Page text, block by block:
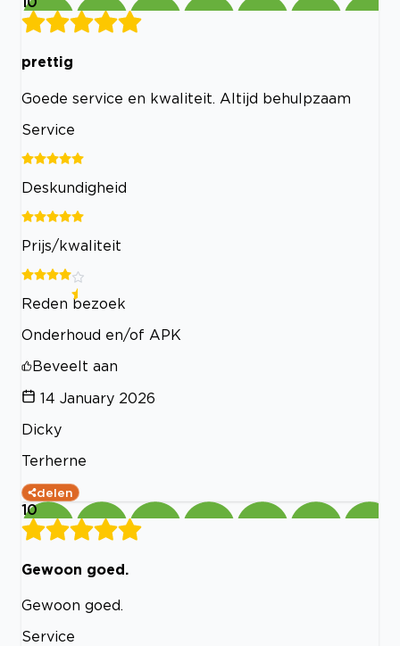
prettig
Goede service en kwaliteit. Altijd behulpzaam
Service
Deskundigheid
Prijs/kwaliteit
Reden bezoek
Onderhoud en/of APK
Beveelt aan
14 January 2026
Dicky
Terherne
delen
10
Gewoon goed.
Gewoon goed.
Service